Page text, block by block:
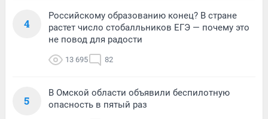
4
Российскому образованию конец? В стране
растет число стобалльников ЕГЭ — почему это
не повод для радости
13 695 82
5
В Омской области объявили беспилотную
опасность в пятый раз